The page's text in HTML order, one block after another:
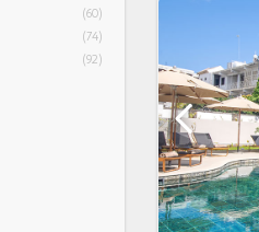
(60)
(74)
(92)